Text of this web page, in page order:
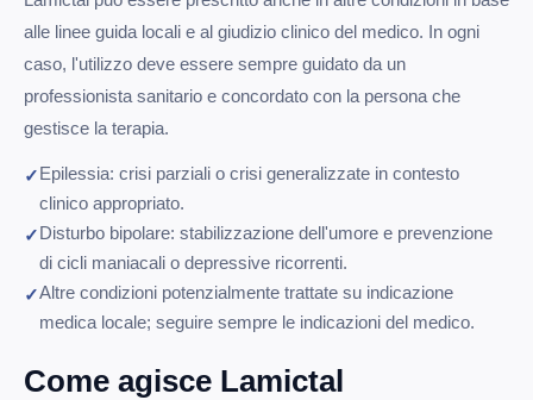
alle linee guida locali e al giudizio clinico del medico. In ogni
caso, l'utilizzo deve essere sempre guidato da un
professionista sanitario e concordato con la persona che
gestisce la terapia.
Epilessia: crisi parziali o crisi generalizzate in contesto
clinico appropriato.
Disturbo bipolare: stabilizzazione dell'umore e prevenzione
di cicli maniacali o depressive ricorrenti.
Altre condizioni potenzialmente trattate su indicazione
medica locale; seguire sempre le indicazioni del medico.
Come agisce Lamictal